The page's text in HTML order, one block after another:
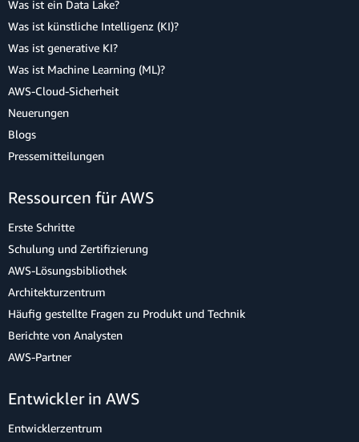
Was ist ein Data Lake?
Was ist künstliche Intelligenz (KI)?
Was ist generative KI?
Was ist Machine Learning (ML)?
AWS-Cloud-Sicherheit
Neuerungen
Blogs
Pressemitteilungen
Ressourcen für AWS
Erste Schritte
Schulung und Zertifizierung
AWS-Lösungsbibliothek
Architekturzentrum
Häufig gestellte Fragen zu Produkt und Technik
Berichte von Analysten
AWS-Partner
Entwickler in AWS
Entwicklerzentrum